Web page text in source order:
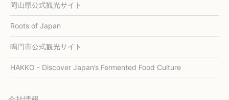
岡山県公式観光サイト
Roots of Japan
鳴門市公式観光サイト
HAKKO - Discover Japan’s Fermented Food Culture